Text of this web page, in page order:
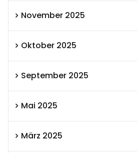
November 2025
Oktober 2025
September 2025
Mai 2025
März 2025